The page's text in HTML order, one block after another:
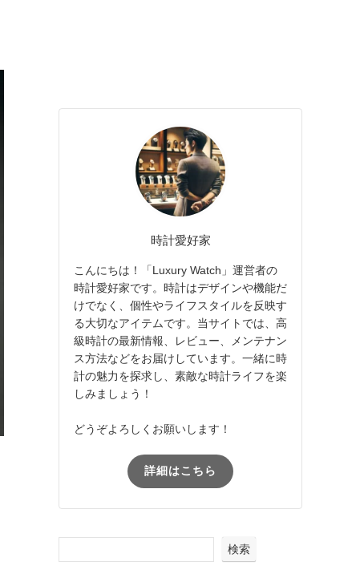
時計愛好家
こんにちは！「Luxury Watch」運営者の
時計愛好家です。時計はデザインや機能だ
けでなく、個性やライフスタイルを反映す
る大切なアイテムです。当サイトでは、高
級時計の最新情報、レビュー、メンテナン
ス方法などをお届けしています。一緒に時
計の魅力を探求し、素敵な時計ライフを楽
しみましょう！
どうぞよろしくお願いします！
詳細はこちら
検索